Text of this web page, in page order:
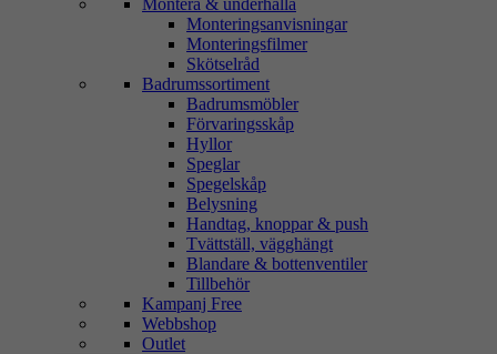
Montera & underhålla
Monteringsanvisningar
Monteringsfilmer
Skötselråd
Badrumssortiment
Badrumsmöbler
Förvaringsskåp
Hyllor
Speglar
Spegelskåp
Belysning
Handtag, knoppar & push
Tvättställ, vägghängt
Blandare & bottenventiler
Tillbehör
Kampanj Free
Webbshop
Outlet